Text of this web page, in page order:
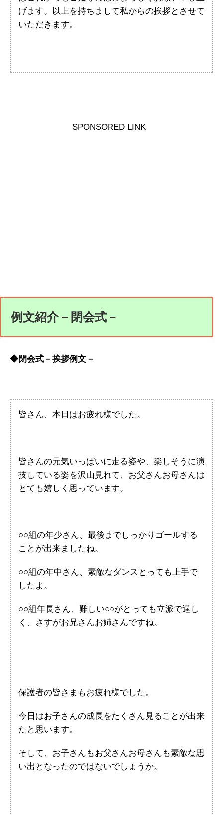
げます。以上を持ちまして私からの挨拶とさせて
いただきます。
SPONSORED LINK
例文紹介－閉会式－
◆閉会式－挨拶例文－
皆さん、本日はお疲れ様でした。
皆さんの元気いっぱいに走る姿や、楽しそうに演
技している姿を沢山見れて、お父さんお母さんは
とても嬉しく思っています。
○○組の年少さん、最後までしっかりゴールする
ことが出来ましたね。
○○組の年中さん、素敵なダンスとっても上手で
したよ。
○○組年長さん、難しい○○がとっても立派で逞し
く、さすがお兄さんお姉さんですね。
保護者の皆さまもお疲れ様でした。
今日はお子さんの成長をたくさん見ることが出来
たと思います。
そして、お子さんもお父さんお母さんも素敵な思
い出となったのではないでしょうか。